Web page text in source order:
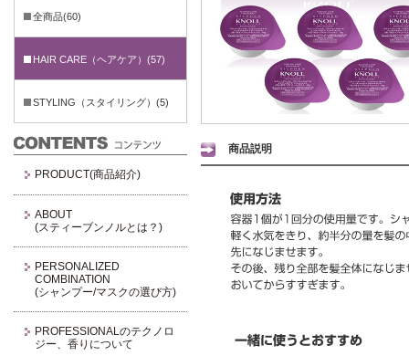
全商品(60)
HAIR CARE（ヘアケア）(57)
STYLING（スタイリング）(5)
PRODUCT(商品紹介)
ABOUT
(スティーブンノルとは？)
PERSONALIZED
COMBINATION
(シャンプー/マスクの選び方)
PROFESSIONALのテクノロ
ジー、香りについて
商品説明